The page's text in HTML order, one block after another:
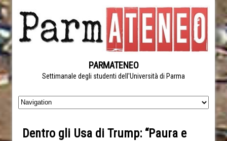
PARMATENEO
Settimanale degli studenti dell'Università di Parma
Dentro gli Usa di Trump: “Paura e